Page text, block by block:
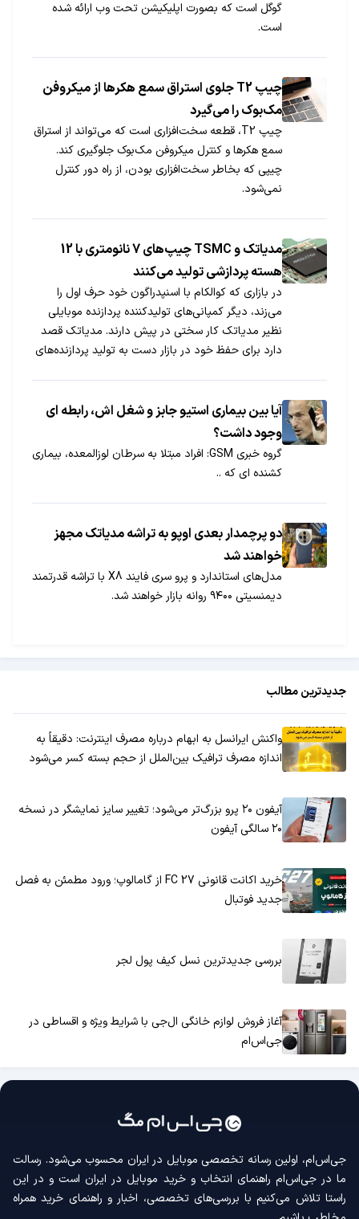
گوگل است که بصورت اپلیکیشن تحت وب ارائه شده
است.
چیپ T2 جلوی استراق سمع هکرها از میکروفن
مک‌بوک را می‌گیرد
چیپ T2، قطعه سخت‌افزاری است که می‌تواند از استراق
سمع هکرها و کنترل میکروفن مک‌بوک جلوگیری کند.
چیپی که بخاطر سخت‌افزاری بودن، از راه دور کنترل
نمی‌شود.
مدیاتک و TSMC چیپ‌های 7 نانومتری با 12
هسته پردازشی تولید می‌کنند
در بازاری که کوالکام با اسنپدراگون خود حرف اول را
می‌زند، دیگر کمپانی‌های تولیدکننده پردازنده موبایلی
نظیر مدیاتک کار سختی در پیش دارند. مدیاتک قصد
دارد برای حفظ خود در بازار دست به تولید پردازنده‌های
آیا بین بیماری استیو جابز و شغل اش، رابطه ای
وجود داشت؟
گروه خبری GSM: افراد مبتلا به سرطان لوزالمعده، بیماری
کشنده ای که ..
دو پرچمدار بعدی اوپو به تراشه مدیاتک مجهز
خواهند شد
مدل‌های استاندارد و پرو سری فایند X8 با تراشه قدرتمند
دیمنسیتی ۹۴۰۰ روانه بازار خواهند شد.
جدیدترین مطالب
واکنش ایرانسل به ابهام درباره مصرف اینترنت: دقیقاً به
اندازه مصرف ترافیک بین‌الملل از حجم بسته کسر می‌شود
آیفون ۲۰ پرو بزرگ‌تر می‌شود؛ تغییر سایز نمایشگر در نسخه
۲۰ سالگی آیفون
خرید اکانت قانونی FC 27 از گامالوپ؛ ورود مطمئن به فصل
جدید فوتبال
بررسی جدیدترین نسل کیف پول لجر
آغاز فروش لوازم خانگی ال‌جی با شرایط ویژه و اقساطی در
جی‌اس‌ام
جی‌اس‌ام، اولین رسانه‌ تخصصی موبایل در ایران محسوب می‌شود. رسالت
ما در جی‌اس‌ام راهنمای انتخاب و خرید موبایل در ایران است و در این
راستا تلاش می‌کنیم با بررسی‌های تخصصی، اخبار و راهنمای خرید همراه